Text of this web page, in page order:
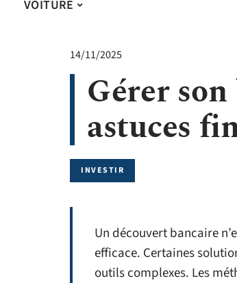
VOITURE
14/11/2025
Gérer
astuces
INVESTIR
Un découvert bancaire
efficace. Certaines
outils complexes. Les